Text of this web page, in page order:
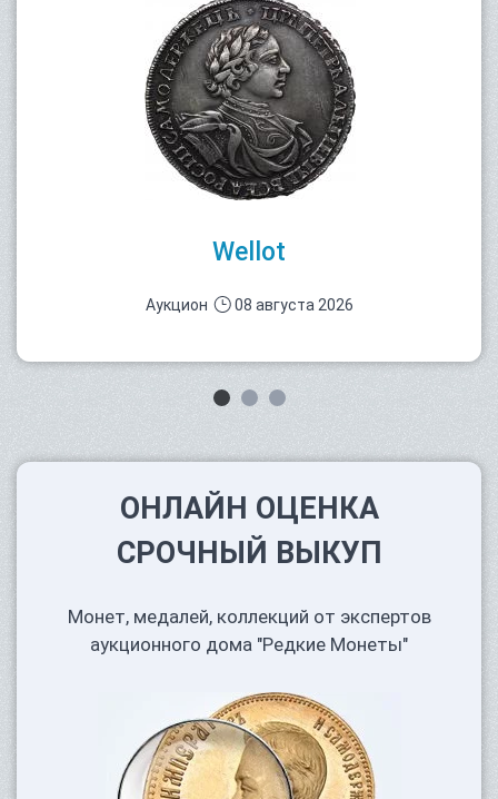
Wellot
Аукцион 08 августа 2026
ОНЛАЙН ОЦЕНКА
СРОЧНЫЙ ВЫКУП
Монет, медалей, коллекций от экспертов
аукционного дома "Редкие Монеты"